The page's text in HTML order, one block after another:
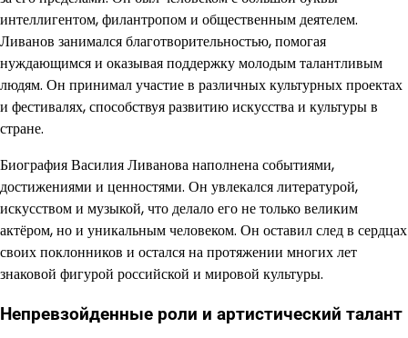
интеллигентом, филантропом и общественным деятелем.
Ливанов занимался благотворительностью, помогая
нуждающимся и оказывая поддержку молодым талантливым
людям. Он принимал участие в различных культурных проектах
и фестивалях, способствуя развитию искусства и культуры в
стране.
Биография Василия Ливанова наполнена событиями,
достижениями и ценностями. Он увлекался литературой,
искусством и музыкой, что делало его не только великим
актёром, но и уникальным человеком. Он оставил след в сердцах
своих поклонников и остался на протяжении многих лет
знаковой фигурой российской и мировой культуры.
Непревзойденные роли и артистический талант